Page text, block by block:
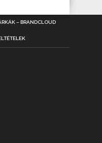
– BRANDCLOUD